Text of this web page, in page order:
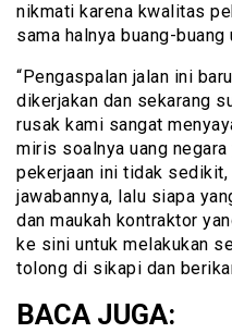
nikmati karena kwalitas
sama halnya buang-buang
“Pengaspalan jalan ini
dikerjakan dan sekarang
rusak kami sangat
miris soalnya uang
pekerjaan ini tidak sedikit,
jawabannya, lalu siapa
dan maukah kontraktor
ke sini untuk melakukan
tolong di sikapi dan
BACA JUGA: